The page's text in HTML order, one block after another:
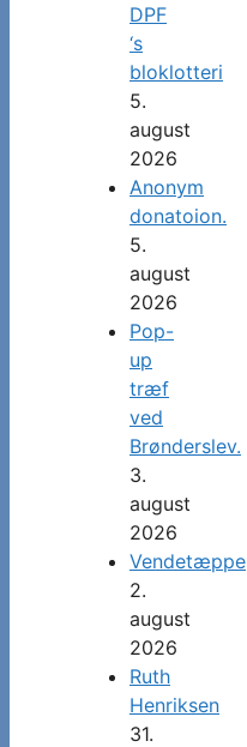
DPF
‘s
bloklotteri
5.
august
2026
Anonym
donatoion.
5.
august
2026
Pop-
up
træf
ved
Brønderslev.
3.
august
2026
Vendetæppe
2.
august
2026
Ruth
Henriksen
31.